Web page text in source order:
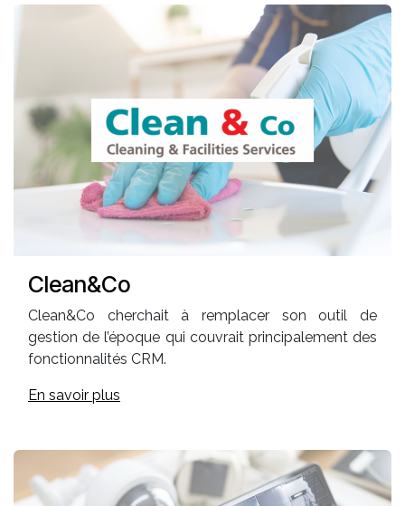
Clean&Co
Clean&Co cherchait à remplacer son outil de
gestion de l’époque qui couvrait principalement des
fonctionnalités CRM.
En savoir plus